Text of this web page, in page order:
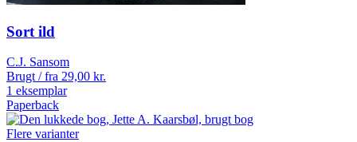
Sort ild
C.J. Sansom
Brugt / fra 29,00 kr.
1 eksemplar
Paperback
Flere varianter